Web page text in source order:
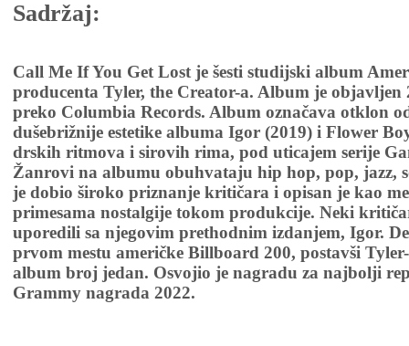
Sadržaj:
Call Me If You Get Lost je šesti studijski album
producenta Tyler, the Creator-a. Album je objavljen
preko Columbia Records. Album označava otklon
dušebrižnije estetike albuma Igor (2019) i Flower
drskih ritmova i sirovih rima, pod uticajem serije
Žanrovi na albumu obuhvataju hip hop, pop, jazz,
je dobio široko priznanje kritičara i opisan je kao
primesama nostalgije tokom produkcije. Neki
uporedili sa njegovim prethodnim izdanjem, Igor.
prvom mestu američke Billboard 200, postavši
album broj jedan. Osvojio je nagradu za najbolji
Grammy nagrada 2022.